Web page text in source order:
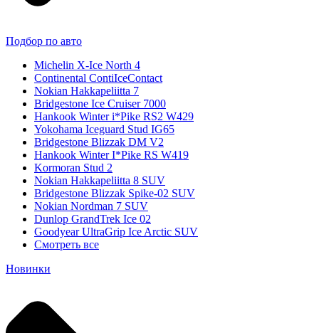
Подбор по авто
Michelin X-Ice North 4
Continental ContiIceContact
Nokian Hakkapeliitta 7
Bridgestone Ice Cruiser 7000
Hankook Winter i*Pike RS2 W429
Yokohama Iceguard Stud IG65
Bridgestone Blizzak DM V2
Hankook Winter I*Pike RS W419
Kormoran Stud 2
Nokian Hakkapeliitta 8 SUV
Bridgestone Blizzak Spike-02 SUV
Nokian Nordman 7 SUV
Dunlop GrandTrek Ice 02
Goodyear UltraGrip Ice Arctic SUV
Смотреть все
Новинки